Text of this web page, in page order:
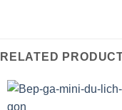
RELATED